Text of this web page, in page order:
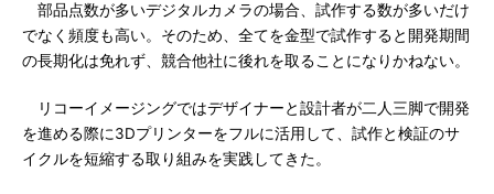
部品点数が多いデジタルカメラの場合、試作する数が多いだけ
でなく頻度も高い。そのため、全てを金型で試作すると開発期間
の長期化は免れず、競合他社に後れを取ることになりかねない。
リコーイメージングではデザイナーと設計者が二人三脚で開発
を進める際に3Dプリンターをフルに活用して、試作と検証のサ
イクルを短縮する取り組みを実践してきた。